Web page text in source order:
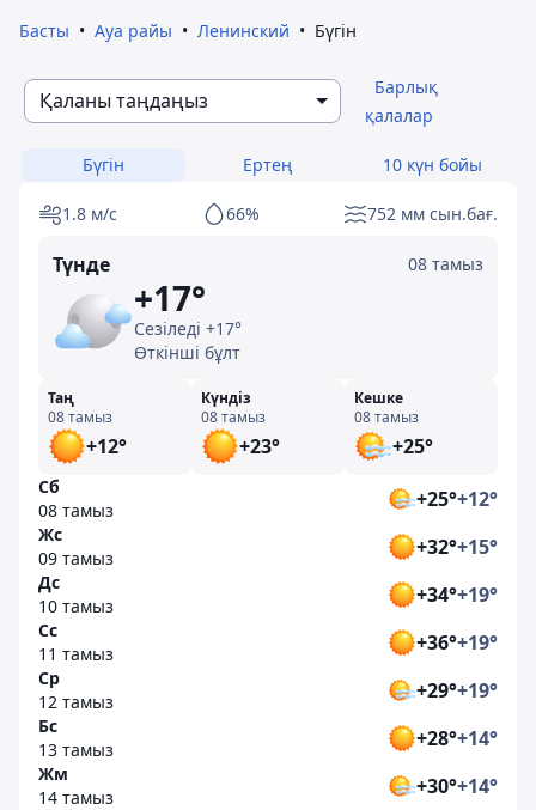
Басты Ауа райы Ленинский Бүгін
Қаланы таңдаңыз
Барлық
қалалар
Бүгін Ертең 10 күн бойы
1.8 м/с 66% 752 мм сын.бағ.
Түнде 08 тамыз
+17°
Сезіледі +17°
Өткінші бұлт
Таң
08 тамыз
+12°
Күндіз
08 тамыз
+23°
Кешке
08 тамыз
+25°
Сб
08 тамыз
+25°+12°
Жс
09 тамыз
+32°+15°
Дс
10 тамыз
+34°+19°
Сс
11 тамыз
+36°+19°
Ср
12 тамыз
+29°+19°
Бс
13 тамыз
+28°+14°
Жм
14 тамыз
+30°+14°